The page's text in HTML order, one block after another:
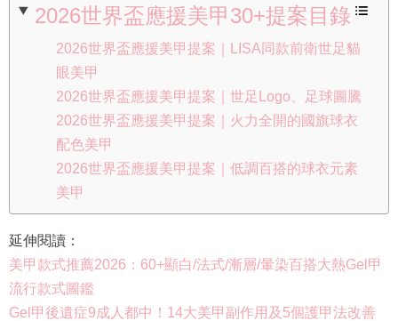
2026世界盃應援美甲30+提案目錄
2026世界盃應援美甲提案｜LISA同款前衛世足貓
眼美甲
2026世界盃應援美甲提案｜世足Logo、足球圖騰
2026世界盃應援美甲提案｜火力全開的國旗球衣
配色美甲
2026世界盃應援美甲提案｜低調百搭的球衣元素
美甲
延伸閱讀：
美甲款式推薦2026：60+顯白/法式/漸層/暈染百搭大熱Gel甲
流行款式圖鑑
Gel甲後遺症9成人都中！14大美甲副作用及5個護甲法改善